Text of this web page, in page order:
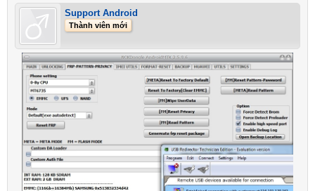
Support Android
Thành viên mới